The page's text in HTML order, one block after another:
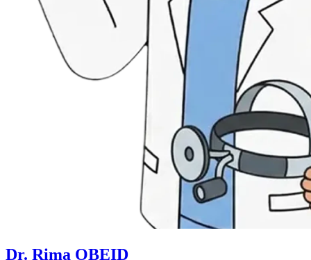
Dr. Rima OBEID